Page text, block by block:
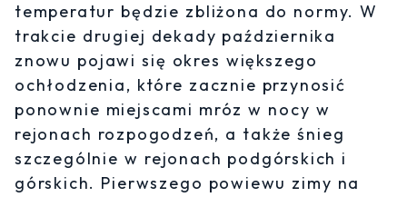
temperatur będzie zbliżona do normy. W
trakcie drugiej dekady października
znowu pojawi się okres większego
ochłodzenia, które zacznie przynosić
ponownie miejscami mróz w nocy w
rejonach rozpogodzeń, a także śnieg
szczególnie w rejonach podgórskich i
górskich. Pierwszego powiewu zimy na